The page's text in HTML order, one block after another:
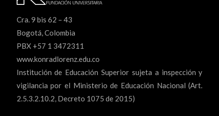
Cra. 9 bis 62 – 43
Bogotá, Colombia
PBX +57 1 3472311
www.konradlorenz.edu.co
Institución de Educación Superior sujeta a inspección y
vigilancia por el Ministerio de Educación Nacional (Art.
2.5.3.2.10.2, Decreto 1075 de 2015)